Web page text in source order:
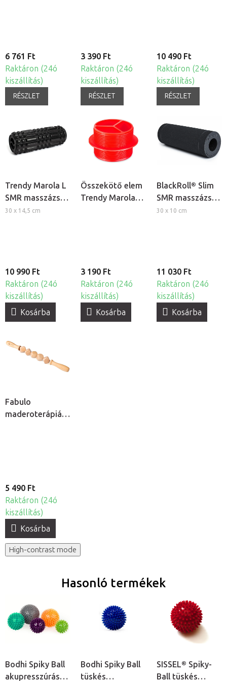
6 761 Ft
Raktáron (24ó
kiszállítás)
RÉSZLET
3 390 Ft
Raktáron (24ó
kiszállítás)
RÉSZLET
10 490 Ft
Raktáron (24ó
kiszállítás)
RÉSZLET
Trendy Marola L
SMR masszázs
henger
30 x 14,5 cm
10 990 Ft
Raktáron (24ó
kiszállítás)
Kosárba
Összekötő elem
Trendy Marola
3 190 Ft
Raktáron (24ó
kiszállítás)
Kosárba
BlackRoll® Slim
SMR masszázs
henger
30 x 10 cm
11 030 Ft
Raktáron (24ó
kiszállítás)
Kosárba
Fabulo
maderoterápiás
5 490 Ft
Raktáron (24ó
kiszállítás)
Kosárba
High-contrast mode
Hasonló termékek
Bodhi Spiky Ball
akupresszúrás
Bodhi Spiky Ball
tüskés
SISSEL® Spiky-
Ball tüskés